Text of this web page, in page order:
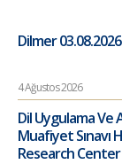
Dilmer
4 Ağustos 2026
Dil Uygulama Ve
Muafiyet Sınavı
Research